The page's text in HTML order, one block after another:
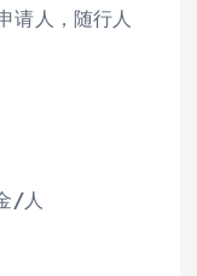
请人，随行人
/人